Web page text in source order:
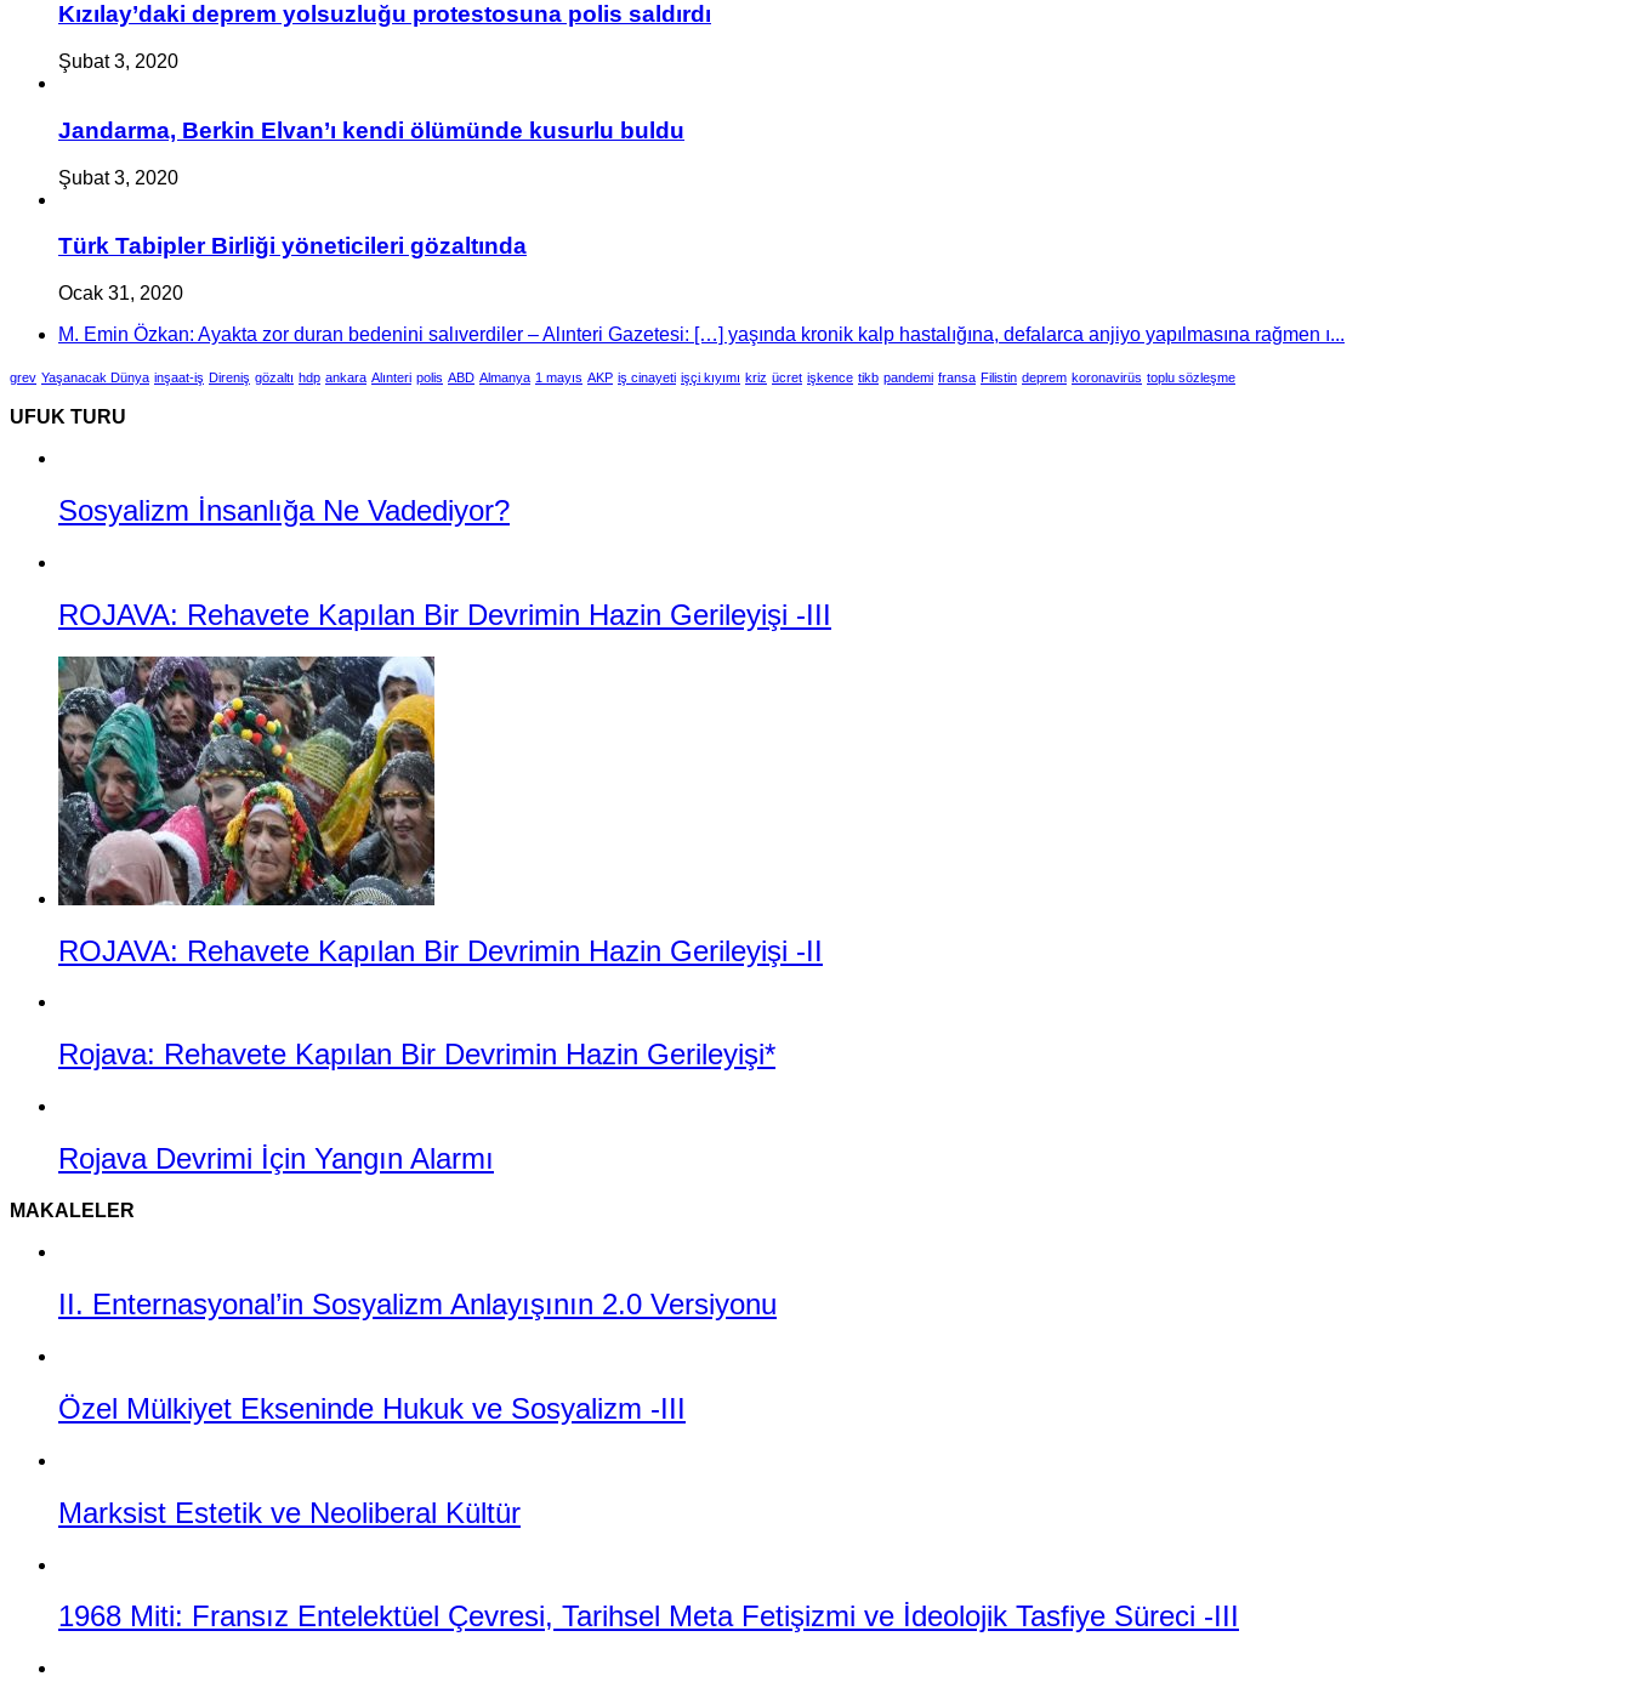
Kızılay’daki deprem yolsuzluğu protestosuna polis saldırdı
Şubat 3, 2020
Jandarma, Berkin Elvan’ı kendi ölümünde kusurlu buldu
Şubat 3, 2020
Türk Tabipler Birliği yöneticileri gözaltında
Ocak 31, 2020
M. Emin Özkan: Ayakta zor duran bedenini salıverdiler – Alınteri Gazetesi: […] yaşında kronik kalp hastalığına, defalarca anjiyo yapılmasına rağmen ı...
grev Yaşanacak Dünya inşaat-iş Direniş gözaltı hdp ankara Alınteri polis ABD Almanya 1 mayıs AKP iş cinayeti işçi kıyımı kriz ücret işkence tikb pandemi fransa Filistin deprem koronavirüs toplu sözleşme
UFUK TURU
Sosyalizm İnsanlığa Ne Vadediyor?
ROJAVA: Rehavete Kapılan Bir Devrimin Hazin Gerileyişi -III
ROJAVA: Rehavete Kapılan Bir Devrimin Hazin Gerileyişi -II
Rojava: Rehavete Kapılan Bir Devrimin Hazin Gerileyişi*
Rojava Devrimi İçin Yangın Alarmı
MAKALELER
II. Enternasyonal’in Sosyalizm Anlayışının 2.0 Versiyonu
Özel Mülkiyet Ekseninde Hukuk ve Sosyalizm -III
Marksist Estetik ve Neoliberal Kültür
1968 Miti: Fransız Entelektüel Çevresi, Tarihsel Meta Fetişizmi ve İdeolojik Tasfiye Süreci -III